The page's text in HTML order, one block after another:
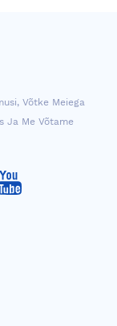
Võtke Meiega
Ja Me Võtame